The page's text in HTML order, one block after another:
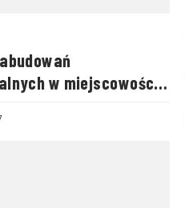
w miejscowości